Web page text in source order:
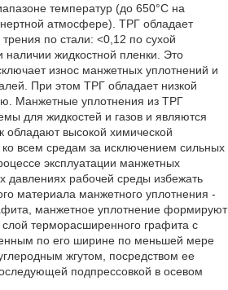
температур (до 650°C на
атмосфере). ТРГ обладает
по стали: <0,12 по сухой
наличии жидкостной пленки. Это
износ манжетных уплотнений и
При этом ТРГ обладает низкой
Манжетные уплотнения из ТРГ
для жидкостей и газов и являются
обладают высокой химической
ко всем средам за исключением сильных
эксплуатации манжетных
давлениях рабочей среды избежать
материала манжетного уплотнения -
манжетное уплотнение формируют
терморасширенного графита с
по его ширине по меньшей мере
жгутом, посредством ее
подпрессовкой в осевом